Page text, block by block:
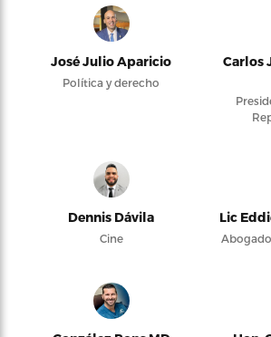
José Julio Aparicio
Política y derecho
Carlos
Dennis Dávila
Cine
Lic